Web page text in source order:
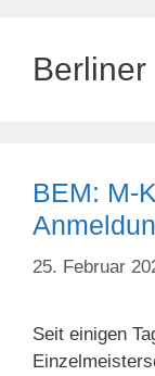
BEM: M-
25. Februar
Seit einigen